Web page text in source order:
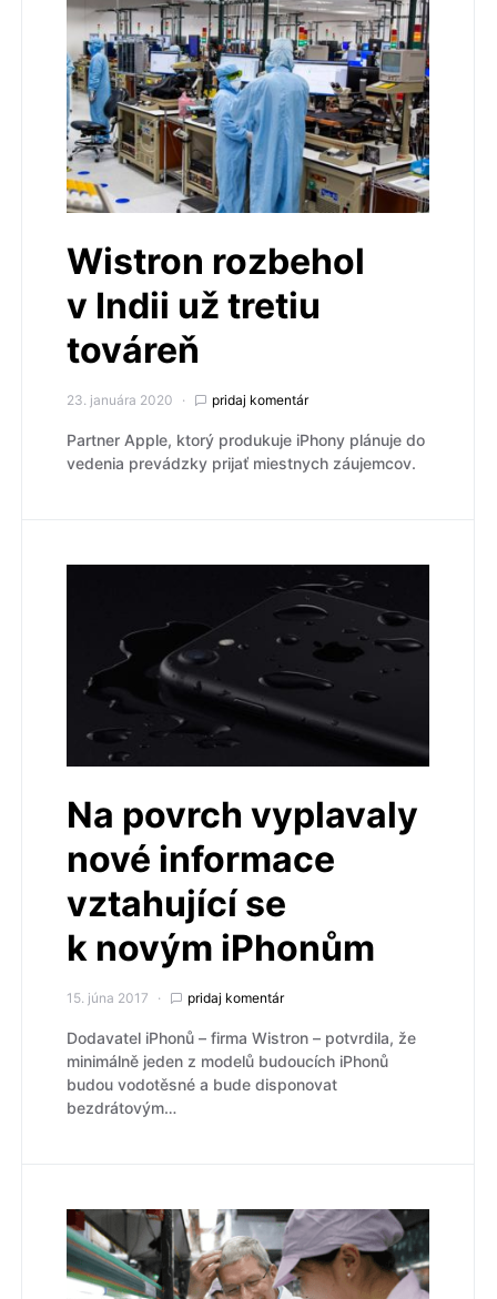
Wistron rozbehol
v Indii už tretiu
továreň
23. januára 2020 pridaj komentár
Partner Apple, ktorý produkuje iPhony plánuje do
vedenia prevádzky prijať miestnych záujemcov.
Na povrch vyplavaly
nové informace
vztahující se
k novým iPhonům
15. júna 2017 pridaj komentár
Dodavatel iPhonů – firma Wistron – potvrdila, že
minimálně jeden z modelů budoucích iPhonů
budou vodotěsné a bude disponovat
bezdrátovým…